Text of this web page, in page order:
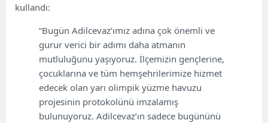
kullandı:
“Bugün Adilcevaz’ımız adına çok önemli ve
gurur verici bir adımı daha atmanın
mutluluğunu yaşıyoruz. İlçemizin gençlerine,
çocuklarına ve tüm hemşehrilerimize hizmet
edecek olan yarı olimpik yüzme havuzu
projesinin protokolünü imzalamış
bulunuyoruz. Adilcevaz’ın sadece bugününü